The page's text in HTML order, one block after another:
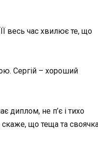
весь час хвилює те, що
Сергій – хороший
диплом, не п’є і тихо
що теща та